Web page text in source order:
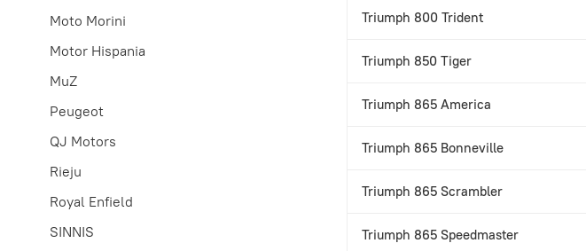
Triumph 800 Trident
Triumph 850 Tiger
Triumph 865 America
Triumph 865 Bonneville
Triumph 865 Scrambler
Triumph 865 Speedmaster
Moto Morini
Motor Hispania
MuZ
Peugeot
QJ Motors
Rieju
Royal Enfield
SINNIS